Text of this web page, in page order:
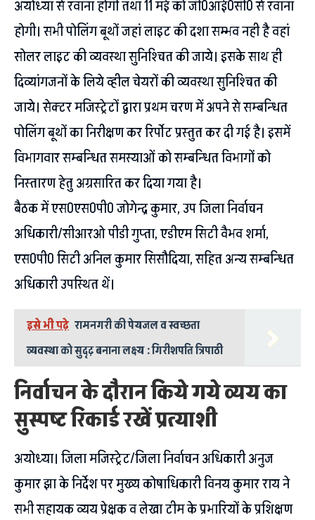
अयोध्या से रवाना होगी तथा 11 मई को जी0आई0सी0 से रवाना
होगी। सभी पोलिंग बूथों जहां लाइट की दशा सम्भव नही है वहां
सोलर लाइट की व्यवस्था सुनिश्चित की जाये। इसके साथ ही
दिव्यांगजनों के लिये व्हील चेयरों की व्यवस्था सुनिश्चित की
जाये। सेक्टर मजिस्ट्रेटों द्वारा प्रथम चरण में अपने से सम्बन्धित
पोलिंग बूथों का निरीक्षण कर रिर्पोट प्रस्तुत कर दी गई है। इसमें
विभागवार सम्बन्धित समस्याओं को सम्बन्धित विभागों को
निस्तारण हेतु अग्रसारित कर दिया गया है।
बैठक में एस0एस0पी0 जोगेन्द्र कुमार, उप जिला निर्वाचन
अधिकारी/सीआरओ पीडी गुप्ता, एडीएम सिटी वैभव शर्मा,
एस0पी0 सिटी अनिल कुमार सिसौदिया, सहित अन्य सम्बन्धित
अधिकारी उपस्थित थें।
इसे भी पढ़े रामनगरी की पेयजल व स्वच्छता
व्यवस्था को सुदृढ़ बनाना लक्ष्य : गिरीशपति त्रिपाठी
निर्वाचन के दौरान किये गये व्यय का
सुस्पष्ट रिकार्ड रखें प्रत्याशी
अयोध्या। जिला मजिस्ट्रेट/जिला निर्वाचन अधिकारी अनुज
कुमार झा के निर्देश पर मुख्य कोषाधिकारी विनय कुमार राय ने
सभी सहायक व्यय प्रेक्षक व लेखा टीम के प्रभारियों के प्रशिक्षण